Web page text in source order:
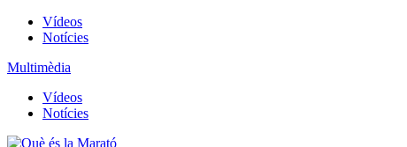
Vídeos
Notícies
Multimèdia
Vídeos
Notícies